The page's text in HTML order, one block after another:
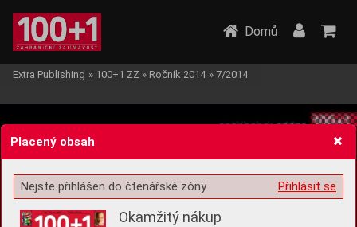
Žádost o souhlas s ukládáním volitelných informací
Domů
Extra Publishing » 100+1 ZZ » Ročník 2014 » 7/2014
Placený obsah
Přihlásit se
Nejste přihlášen do čtenářské zóny
Okamžitý nákup